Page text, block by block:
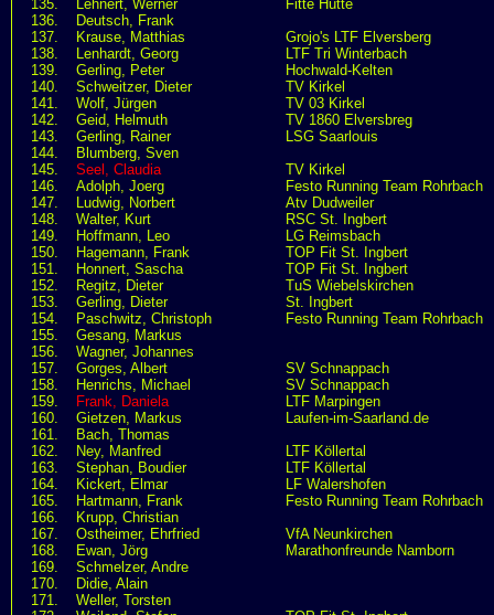
135.
Lehnert, Werner
Fitte Hütte
136.
Deutsch, Frank
137.
Krause, Matthias
Grojo's LTF Elversberg
138.
Lenhardt, Georg
LTF Tri Winterbach
139.
Gerling, Peter
Hochwald-Kelten
140.
Schweitzer, Dieter
TV Kirkel
141.
Wolf, Jürgen
TV 03 Kirkel
142.
Geid, Helmuth
TV 1860 Elversbreg
143.
Gerling, Rainer
LSG Saarlouis
144.
Blumberg, Sven
145.
Seel, Claudia
TV Kirkel
146.
Adolph, Joerg
Festo Running Team Rohrbach
147.
Ludwig, Norbert
Atv Dudweiler
148.
Walter, Kurt
RSC St. Ingbert
149.
Hoffmann, Leo
LG Reimsbach
150.
Hagemann, Frank
TOP Fit St. Ingbert
151.
Honnert, Sascha
TOP Fit St. Ingbert
152.
Regitz, Dieter
TuS Wiebelskirchen
153.
Gerling, Dieter
St. Ingbert
154.
Paschwitz, Christoph
Festo Running Team Rohrbach
155.
Gesang, Markus
156.
Wagner, Johannes
157.
Gorges, Albert
SV Schnappach
158.
Henrichs, Michael
SV Schnappach
159.
Frank, Daniela
LTF Marpingen
160.
Gietzen, Markus
Laufen-im-Saarland.de
161.
Bach, Thomas
162.
Ney, Manfred
LTF Köllertal
163.
Stephan, Boudier
LTF Köllertal
164.
Kickert, Elmar
LF Walershofen
165.
Hartmann, Frank
Festo Running Team Rohrbach
166.
Krupp, Christian
167.
Ostheimer, Ehrfried
VfA Neunkirchen
168.
Ewan, Jörg
Marathonfreunde Namborn
169.
Schmelzer, Andre
170.
Didie, Alain
171.
Weller, Torsten